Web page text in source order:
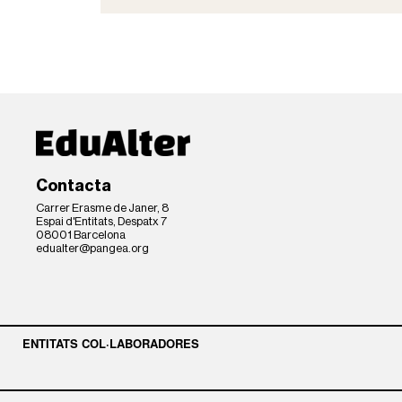
Contacta
Carrer Erasme de Janer, 8
Espai d'Entitats, Despatx 7
08001 Barcelona
edualter@pangea.org
ENTITATS COL·LABORADORES